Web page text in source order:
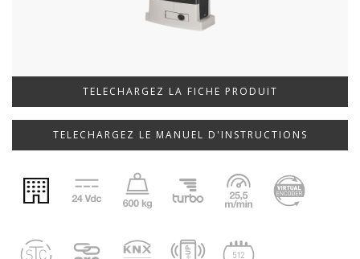
TELECHARGEZ LA FICHE PRODUIT
TELECHARGEZ LE MANUEL D'INSTRUCTIONS